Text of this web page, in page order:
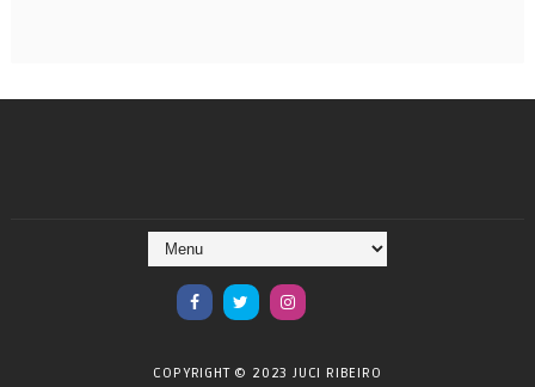
COPYRIGHT © 2023 JUCI RIBEIRO